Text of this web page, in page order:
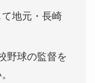
地元・長崎
野球の監督を